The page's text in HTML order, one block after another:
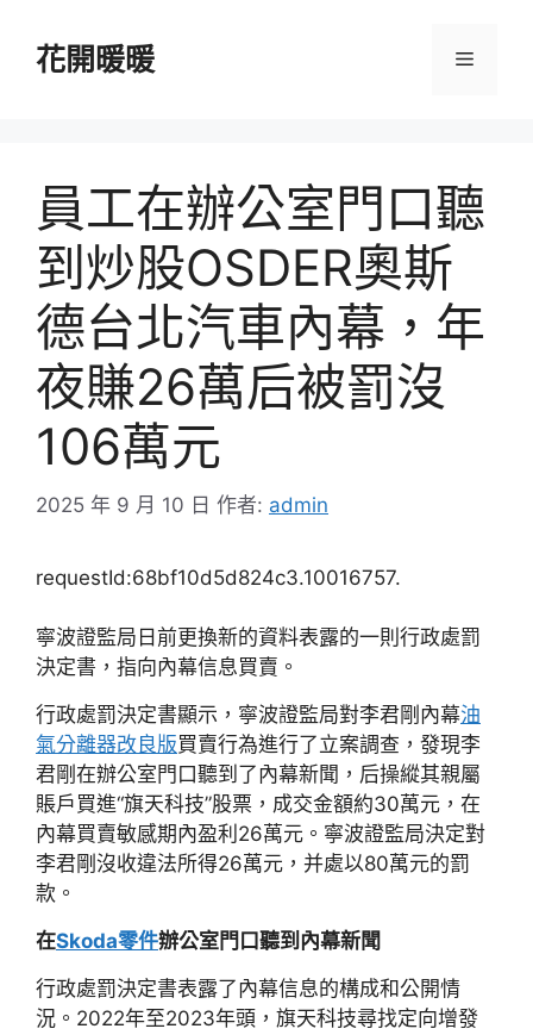
花開暖暖 選
員工在辦公室門口聽
到炒股OSDER奧斯
德台北汽車內幕，年
夜賺26萬后被罰沒
106萬元
2025 年 9 月 10 日 作者: admin
requestId:68bf10d5d824c3.10016757.
寧波證監局日前更換新的資料表露的一則行政處罰
決定書，指向內幕信息買賣。
行政處罰決定書顯示，寧波證監局對李君剛內幕油
氣分離器改良版買賣行為進行了立案調查，發現李
君剛在辦公室門口聽到了內幕新聞，后操縱其親屬
賬戶買進“旗天科技”股票，成交金額約30萬元，在
內幕買賣敏感期內盈利26萬元。寧波證監局決定對
李君剛沒收違法所得26萬元，并處以80萬元的罰
款。
在Skoda零件辦公室門口聽到內幕新聞
行政處罰決定書表露了內幕信息的構成和公開情
況。2022年至2023年頭，旗天科技尋找定向增發